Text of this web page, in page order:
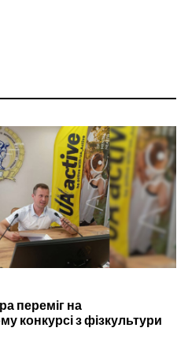
переміг на
конкурсі з фізкультури